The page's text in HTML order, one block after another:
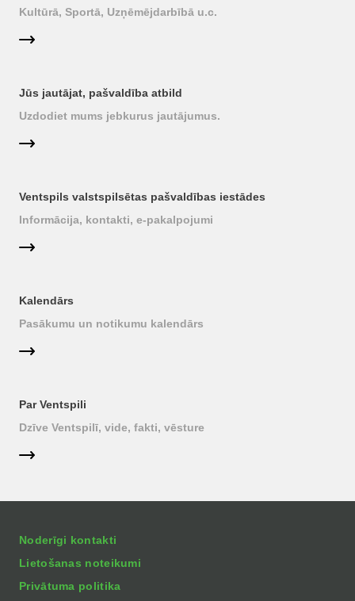
Kultūrā, Sportā, Uzņēmējdarbībā u.c.
Jūs jautājat, pašvaldība atbild
Uzdodiet mums jebkurus jautājumus.
Ventspils valstspilsētas pašvaldības iestādes
Informācija, kontakti, e-pakalpojumi
Kalendārs
Pasākumu un notikumu kalendārs
Par Ventspili
Dzīve Ventspilī, vide, fakti, vēsture
Noderīgi kontakti
Lietošanas noteikumi
Privātuma politika